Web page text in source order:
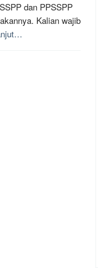
dan PPSSPP
Kalian wajib